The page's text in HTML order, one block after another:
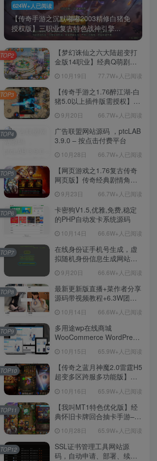
624W+人已阅读
【传奇手游之沉默嘟嘟2003精修白猪免
授权版】三职业复古特色战神引擎...
【梦幻诛仙之六大陆超变打
金版14职业】经典Q萌剧情
Linux服务端源码视频架设教
程-新版多功能GM网页后台
工具-安卓苹果IOS双端版
本！
10月19日 77.7W+人已阅读
TOP2
【传奇手游之1.76醉江湖-白
猪5.0以上插件版需授权】三
手游-Win服务端源码视频架
设教程-新版GM多功能网页
授权物品后台-九层妖塔-法宠
系统-历练殿堂-尸家重地-GM
直冲网页后台-安卓苹果IOS
双端版本！
9月20日 66.7W+人已阅读
TOP3
广告联盟网站源码 ，ptcLAB
3.9.0 – 按点击付费平台
10月28日 66.7W+人已阅读
TOP4
【网页游戏之1.76复古传奇
网页版】传奇经典剧情角色
Win服务端源码视频架设教
程！
9月23日 66.7W+人已阅读
TOP5
卡密狗V1.5,优雅,免费,稳定
的PHP自动发卡系统源码
10月14日 66.6W+人已阅读
TOP6
在线身份证手机号生成，虚
拟随机身份信息生成网站源
9月20日 66.6W+人已阅读
TOP7
最新更新版直播+菜作者分享
源码带视频教程+6.3W团购
【源码+教程】
10月14日 66.6W+人已阅读
TOP8
多用途wp在线商城
WooCommerce WordPress
10月15日 65.9W+人已阅读
TOP9
【传奇之蓝月神魔2.0雷霆H5
超变多区跨服多功能版】三
理单机一键即玩镜像端-打包
Linux服务端源码-视频架设
教程
10月16日 65.9W+人已阅读
TOP10
【我叫MT1特色优化版】经
典怀旧卡牌回合抽卡手游–打
教程-多功能GM后台工具-网
页注册-安卓版本！
10月28日 65.9W+人已阅读
TOP11
SSL证书管理工具网站源
码，自动申请、部署、续期
TOP12